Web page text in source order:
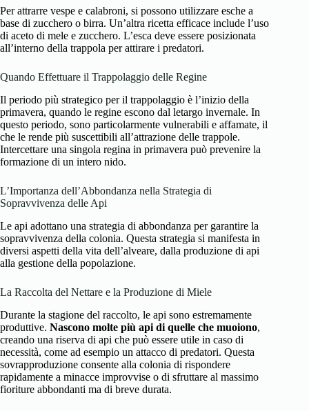
Per attrarre vespe e calabroni, si possono utilizzare esche a
base di zucchero o birra. Un’altra ricetta efficace include l’uso
di aceto di mele e zucchero. L’esca deve essere posizionata
all’interno della trappola per attirare i predatori.
Quando Effettuare il Trappolaggio delle Regine
Il periodo più strategico per il trappolaggio è l’inizio della
primavera, quando le regine escono dal letargo invernale. In
questo periodo, sono particolarmente vulnerabili e affamate, il
che le rende più suscettibili all’attrazione delle trappole.
Intercettare una singola regina in primavera può prevenire la
formazione di un intero nido.
L’Importanza dell’Abbondanza nella Strategia di
Sopravvivenza delle Api
Le api adottano una strategia di abbondanza per garantire la
sopravvivenza della colonia. Questa strategia si manifesta in
diversi aspetti della vita dell’alveare, dalla produzione di api
alla gestione della popolazione.
La Raccolta del Nettare e la Produzione di Miele
Durante la stagione del raccolto, le api sono estremamente
produttive. Nascono molte più api di quelle che muoiono,
creando una riserva di api che può essere utile in caso di
necessità, come ad esempio un attacco di predatori. Questa
sovrapproduzione consente alla colonia di rispondere
rapidamente a minacce improvvise o di sfruttare al massimo
fioriture abbondanti ma di breve durata.